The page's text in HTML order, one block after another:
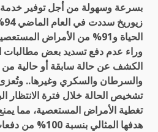
بسرعة وسهولة من أجل توفير خدمة
الحياة و91% من الأمراض
وراء عدم دفع تسديد بعض مطالبات
الكشف عن حالة سابقة أو حالية من
والسرطان والسكري وغيرها..
تشخيص الحالة خلال فترة الانتظار
تغطية الأمراض المستعصية، مما
هدفها المثالي بنسبة 100% من دفعات المطالبة.